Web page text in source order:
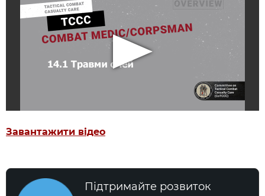
Завантажити відео
Підтримайте розвиток